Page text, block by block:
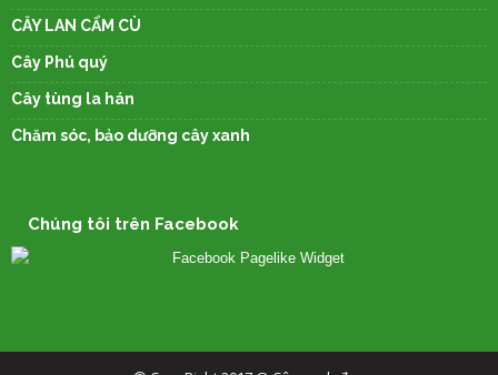
CÂY LAN CẨM CÙ
Cây Phú quý
Cây tùng la hán
Chăm sóc, bảo dưỡng cây xanh
Chúng tôi trên Facebook